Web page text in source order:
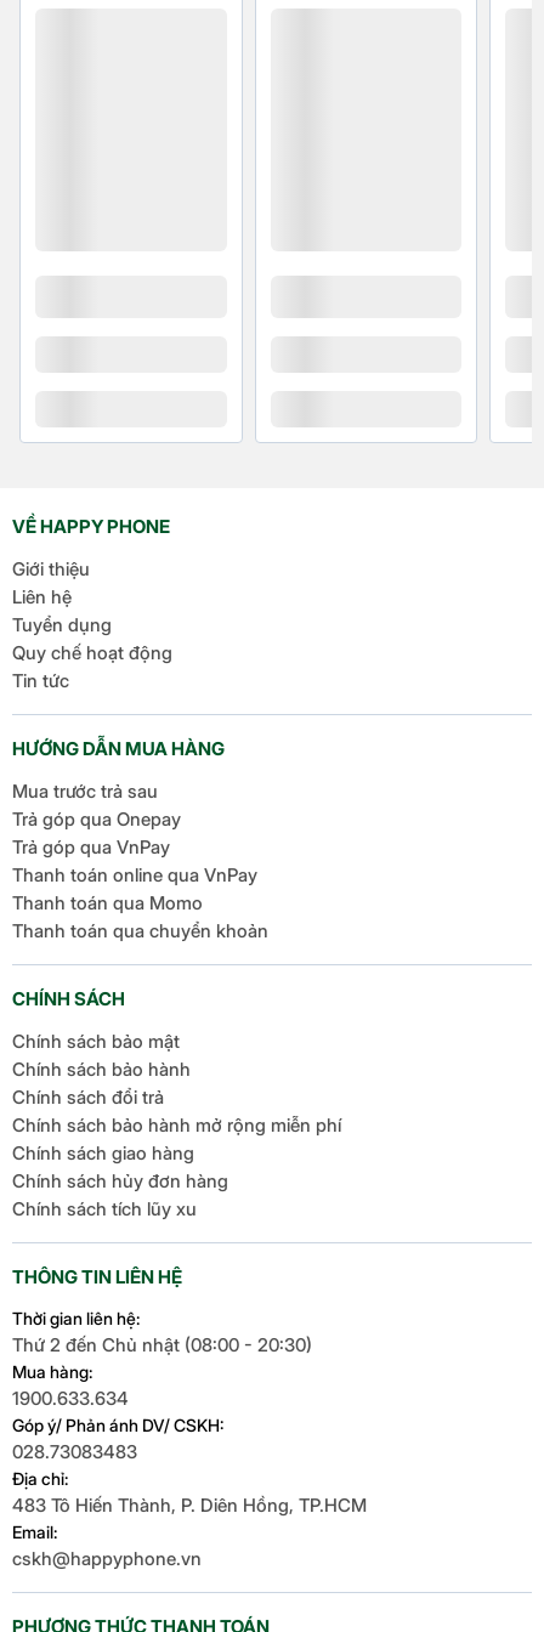
Cáp USB-C
So sánh Samsung Galaxy
A54 với Samsung Galaxy
A34
THÔNG
SỐ
Samsung
Màn
hình
rộng
6,4 inch
Kích
- Dày 8.2 mm
Khối
lượng
202 gram 199 gram
ROM &
RAM
(8GB-128GB)
(8GB-256GB)
(8GB-256GB)
Camera
sau
Phụ 12 MP, 5 MP
Camera
trước
32MP
Chất
mặt
lưng
VỀ HAPPY PHONE
Giới thiệu
Liên hệ
Tuyển dụng
Quy chế hoạt động
Tin tức
HƯỚNG DẪN MUA HÀNG
Mua trước trả sau
Trả góp qua Onepay
Trả góp qua VnPay
Thanh toán online qua VnPay
Thanh toán qua Momo
Thanh toán qua chuyển khoản
PHƯƠNG THỨC THANH TOÁN
CHÍNH SÁCH
Chính sách bảo mật
Chính sách bảo hành
Chính sách đổi trả
Chính sách bảo hành mở rộng miễn phí
Chính sách giao hàng
Chính sách hủy đơn hàng
Chính sách tích lũy xu
THÔNG TIN LIÊN HỆ
Thời gian liên hệ:
Thứ 2 đến Chủ nhật (08:00 - 20:30)
Mua hàng:
1900.633.634
Góp ý/ Phản ánh DV/ CSKH:
028.73083483
Địa chỉ:
483 Tô Hiến Thành, P. Diên Hồng, TP.HCM
Email:
cskh@happyphone.vn